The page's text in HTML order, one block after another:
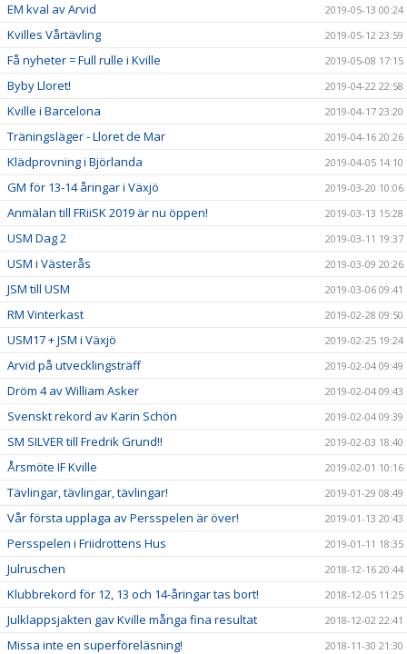
EM kval av Arvid 2019-05-13 00:24
Kvilles Vårtävling 2019-05-12 23:59
Få nyheter = Full rulle i Kville 2019-05-08 17:15
Byby Lloret! 2019-04-22 22:58
Kville i Barcelona 2019-04-17 23:20
Träningsläger - Lloret de Mar 2019-04-16 20:26
Klädprovning i Björlanda 2019-04-05 14:10
GM för 13-14 åringar i Växjö 2019-03-20 10:06
Anmälan till FRiiSK 2019 är nu öppen! 2019-03-13 15:28
USM Dag 2 2019-03-11 19:37
USM i Västerås 2019-03-09 20:26
JSM till USM 2019-03-06 09:41
RM Vinterkast 2019-02-28 09:50
USM17 + JSM i Växjö 2019-02-25 19:24
Arvid på utvecklingsträff 2019-02-04 09:49
Dröm 4 av William Asker 2019-02-04 09:43
Svenskt rekord av Karin Schön 2019-02-04 09:39
SM SILVER till Fredrik Grund!! 2019-02-03 18:40
Årsmöte IF Kville 2019-02-01 10:16
Tävlingar, tävlingar, tävlingar! 2019-01-29 08:49
Vår första upplaga av Persspelen är över! 2019-01-13 20:43
Persspelen i Friidrottens Hus 2019-01-11 18:35
Julruschen 2018-12-16 20:44
Klubbrekord för 12, 13 och 14-åringar tas bort! 2018-12-05 11:25
Julklappsjakten gav Kville många fina resultat 2018-12-02 22:41
Missa inte en superföreläsning! 2018-11-30 21:30